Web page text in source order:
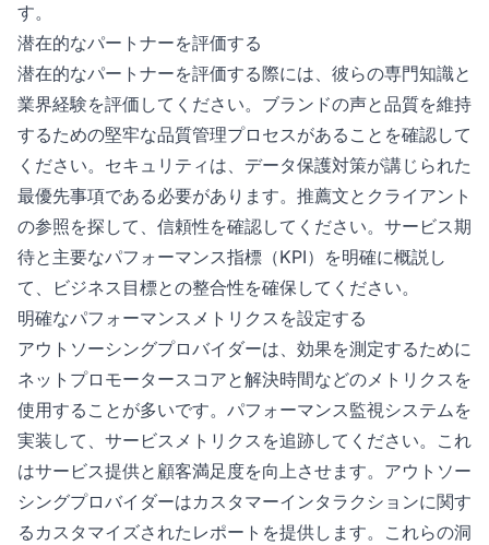
す。
潜在的なパートナーを評価する
潜在的なパートナーを評価する際には、彼らの専門知識と
業界経験を評価してください。ブランドの声と品質を維持
するための堅牢な品質管理プロセスがあることを確認して
ください。セキュリティは、データ保護対策が講じられた
最優先事項である必要があります。推薦文とクライアント
の参照を探して、信頼性を確認してください。サービス期
待と主要なパフォーマンス指標（KPI）を明確に概説し
て、ビジネス目標との整合性を確保してください。
明確なパフォーマンスメトリクスを設定する
アウトソーシングプロバイダーは、効果を測定するために
ネットプロモータースコアと解決時間などのメトリクスを
使用することが多いです。パフォーマンス監視システムを
実装して、サービスメトリクスを追跡してください。これ
はサービス提供と顧客満足度を向上させます。アウトソー
シングプロバイダーはカスタマーインタラクションに関す
るカスタマイズされたレポートを提供します。これらの洞